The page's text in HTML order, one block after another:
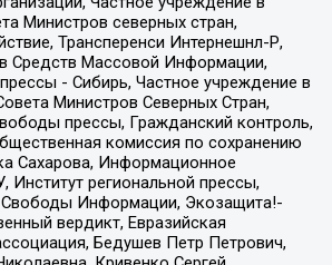
Министров северных стран,
Трансперенси Интернешнл-Р,
Средств Массовой Информации,
- Сибирь, Частное учреждение в
Министров Северных Стран,
прессы, Гражданский контроль,
комиссия по сохранению
Сахарова, Информационное
Институт региональной прессы,
Свободы Информации, Экозащита!-
вердикт, Евразийская
Бедушев Петр Петрович,